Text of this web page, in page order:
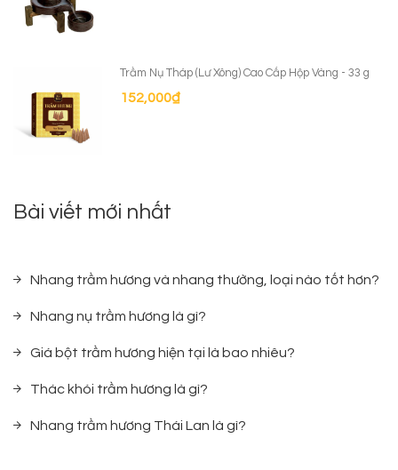
Trầm Nụ Tháp (Lư Xông) Cao Cấp Hộp Vàng - 33 g
152,000₫
Bài viết mới nhất
Nhang trầm hương và nhang thường, loại nào tốt hơn?
Nhang nụ trầm hương là gì?
Giá bột trầm hương hiện tại là bao nhiêu?
Thác khói trầm hương là gì?
Nhang trầm hương Thái Lan là gì?